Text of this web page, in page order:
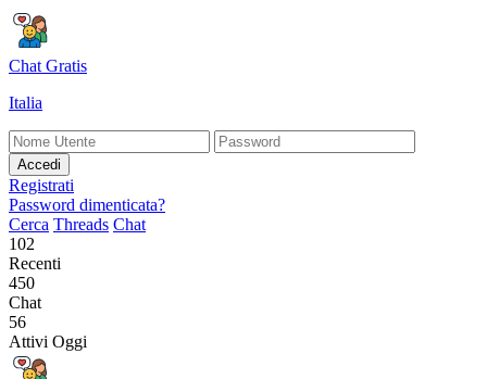
Chat Gratis
Italia
Accedi
Registrati
Password dimenticata?
Cerca Threads Chat
102
Recenti
450
Chat
56
Attivi Oggi